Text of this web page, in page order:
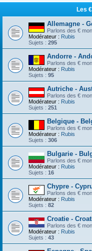
Les
Allemagne -
Parlons des €
Modérateur : Rubis
Sujets : 295
Andorre -
Parlons des €
Modérateur : Rubis
Sujets : 95
Autriche -
Parlons des €
Modérateur : Rubis
Sujets : 251
Belgique -
Parlons des €
Modérateur : Rubis
Sujets : 306
Bulgarie -
Parlons des €
Modérateur : Rubis
Sujets : 16
Chypre -
Parlons des €
Modérateur : Rubis
Sujets : 82
Croatie -
Parlons des €
Modérateur : Rubis
Sujets : 43